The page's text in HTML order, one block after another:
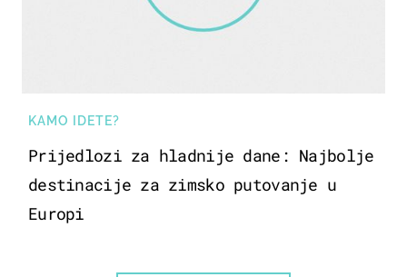
KAMO IDETE?
Prijedlozi za hladnije dane: Najbolje
destinacije za zimsko putovanje u
Europi